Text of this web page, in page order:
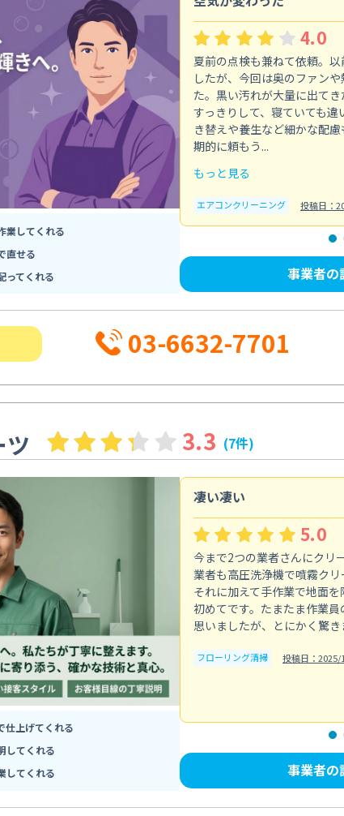
業してくれる
直せる
ってくれる
4.0
夏前の点検も兼ねて依頼。
したが、今回は奥のファン
た。黒い汚れが大量に出て
すっきりして、寝ていても
き替えや養生など細かな配
期的に頼もう...
もっと見る
エアコンクリーニング 投稿日：
事業者の
03-6632-7701
3.3 (7件)
仕上げてくれる
してくれる
してくれる
凄い凄い
5.0
今まで2つの業者さんにクリ
業者も高圧洗浄機で噴霧ク
それに加えて手作業で地面
初めてです。たまたま作業
思いましたが、とにかく驚き
フローリング清掃 投稿日：2025/
事業者の